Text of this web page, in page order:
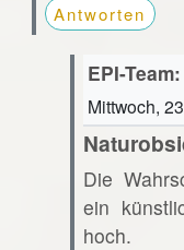
Antworten
EPI-Team:
Mittwoch,
Die
ein
hoch.